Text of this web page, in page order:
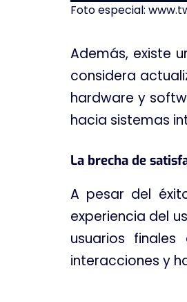
Foto especial:
Además, existe
considera
hardware y
hacia sistemas
La brecha de
A pesar del
experiencia del
usuarios
interacciones y